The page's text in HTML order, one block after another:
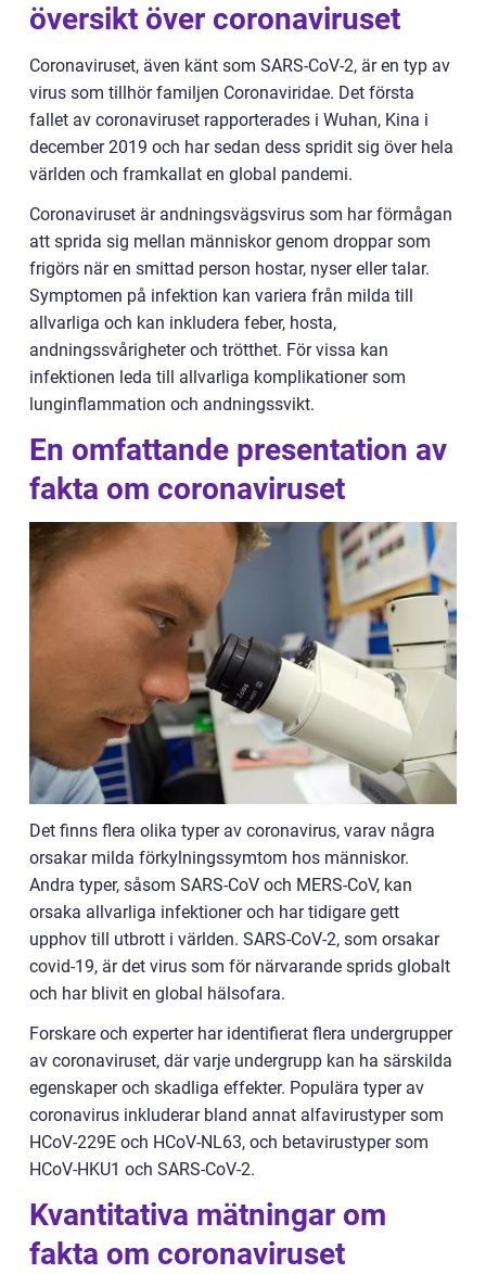
översikt över coronaviruset
Coronaviruset, även känt som SARS-CoV-2, är en typ av
virus som tillhör familjen Coronaviridae. Det första
fallet av coronaviruset rapporterades i Wuhan, Kina i
december 2019 och har sedan dess spridit sig över hela
världen och framkallat en global pandemi.
Coronaviruset är andningsvägsvirus som har förmågan
att sprida sig mellan människor genom droppar som
frigörs när en smittad person hostar, nyser eller talar.
Symptomen på infektion kan variera från milda till
allvarliga och kan inkludera feber, hosta,
andningssvårigheter och trötthet. För vissa kan
infektionen leda till allvarliga komplikationer som
lunginflammation och andningssvikt.
En omfattande presentation av
fakta om coronaviruset
Det finns flera olika typer av coronavirus, varav några
orsakar milda förkylningssymtom hos människor.
Andra typer, såsom SARS-CoV och MERS-CoV, kan
orsaka allvarliga infektioner och har tidigare gett
upphov till utbrott i världen. SARS-CoV-2, som orsakar
covid-19, är det virus som för närvarande sprids globalt
och har blivit en global hälsofara.
Forskare och experter har identifierat flera undergrupper
av coronaviruset, där varje undergrupp kan ha särskilda
egenskaper och skadliga effekter. Populära typer av
coronavirus inkluderar bland annat alfavirustyper som
HCoV-229E och HCoV-NL63, och betavirustyper som
HCoV-HKU1 och SARS-CoV-2.
Kvantitativa mätningar om
fakta om coronaviruset